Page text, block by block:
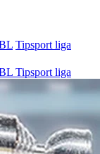
Tipsport liga
Tipsport liga